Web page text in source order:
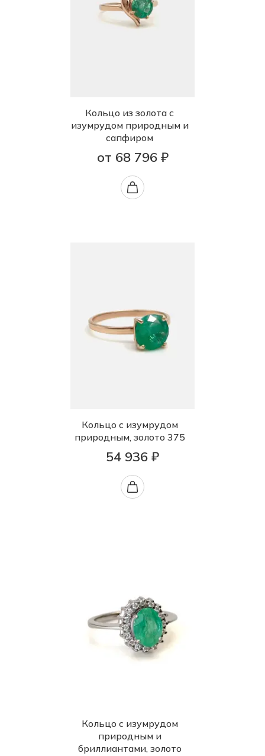
Кольцо из золота с
изумрудом природным и
сапфиром
от 68 796 ₽
Кольцо с изумрудом
природным, золото 375
54 936 ₽
Кольцо с изумрудом
природным и
бриллиантами, золото